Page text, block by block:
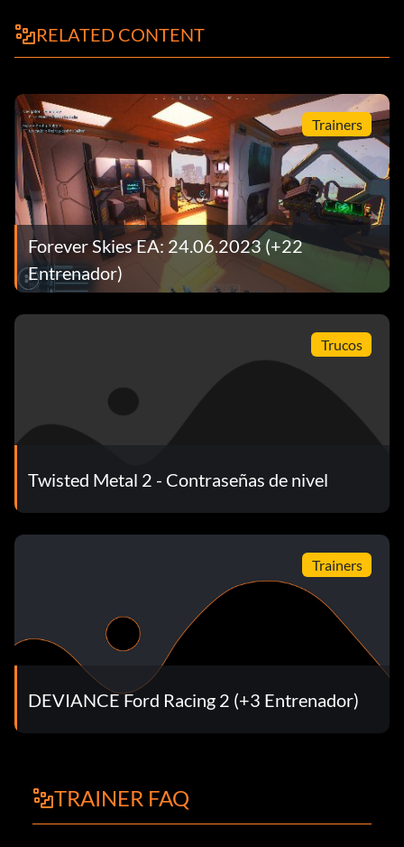
RELATED CONTENT
Trainers
Forever Skies EA: 24.06.2023 (+22
Entrenador)
Trucos
Twisted Metal 2 - Contraseñas de nivel
Trainers
DEVIANCE Ford Racing 2 (+3 Entrenador)
TRAINER FAQ